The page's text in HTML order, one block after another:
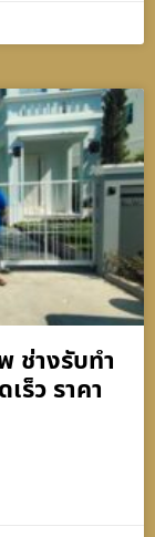
ช่างรับทำ
ร็ว ราคา